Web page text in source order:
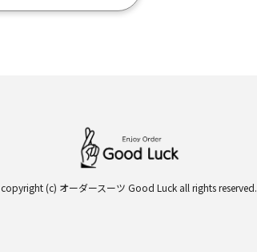
copyright (c) オーダースーツ Good Luck all rights reserved.